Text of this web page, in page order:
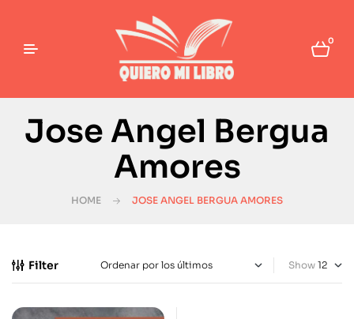
0
Jose Angel Bergua
Amores
HOME JOSE ANGEL BERGUA AMORES
Filter Show